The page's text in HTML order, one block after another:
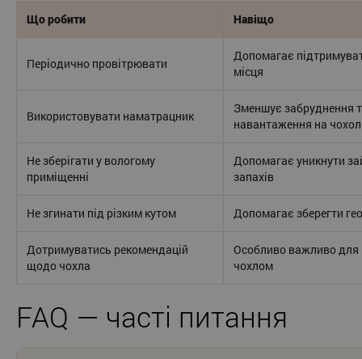
Що робити Навіщо
Періодично провітрювати
Допомагає
місця
Використовувати наматрацник
Зменшує забруднення
навантаження на чохол
Не зберігати у вологому
приміщенні
Допомагає уникнути
запахів
Не згинати під різким кутом Допомагає зберегти
Дотримуватись рекомендацій
щодо чохла
Особливо важливо для
чохлом
FAQ — часті питання